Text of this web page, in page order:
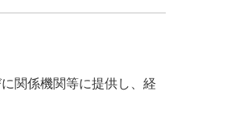
関係機関等に提供し、経